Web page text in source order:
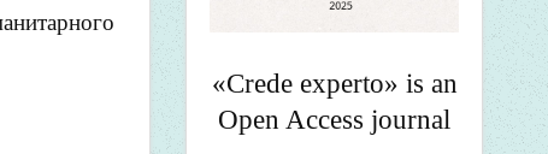
«Crede experto» is an
Open Access journal